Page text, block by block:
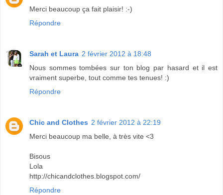
Merci beaucoup ça fait plaisir! :-)
Répondre
Sarah et Laura 2 février 2012 à 18:48
Nous sommes tombées sur ton blog par hasard et il est
vraiment superbe, tout comme tes tenues! :)
Répondre
Chic and Clothes 2 février 2012 à 22:19
Merci beaucoup ma belle, à très vite <3
Bisous
Lola
http://chicandclothes.blogspot.com/
Répondre